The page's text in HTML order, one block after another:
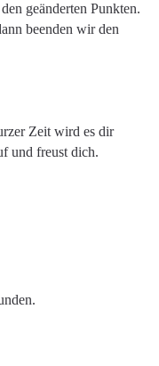
geänderten Punkten.
beenden wir den
Zeit wird es dir
und freust dich.
Sternen